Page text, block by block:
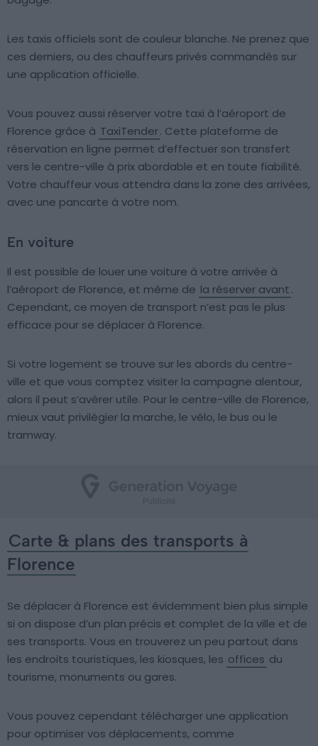
Les taxis officiels sont de couleur blanche. Ne prenez que
ces derniers, ou des chauffeurs privés commandés sur
une application officielle.
Vous pouvez aussi réserver votre taxi à l’aéroport de
Florence grâce à TaxiTender. Cette plateforme de
réservation en ligne permet d’effectuer son transfert
vers le centre-ville à prix abordable et en toute fiabilité.
Votre chauffeur vous attendra dans la zone des arrivées,
avec une pancarte à votre nom.
En voiture
Il est possible de louer une voiture à votre arrivée à
l’aéroport de Florence, et même de la réserver avant.
Cependant, ce moyen de transport n’est pas le plus
efficace pour se déplacer à Florence.
Si votre logement se trouve sur les abords du centre-
ville et que vous comptez visiter la campagne alentour,
alors il peut s’avérer utile. Pour le centre-ville de Florence,
mieux vaut privilégier la marche, le vélo, le bus ou le
tramway.
Carte & plans des transports à
Florence
Se déplacer à Florence est évidemment bien plus simple
si on dispose d’un plan précis et complet de la ville et de
ses transports. Vous en trouverez un peu partout dans
les endroits touristiques, les kiosques, les offices du
tourisme, monuments ou gares.
Vous pouvez cependant télécharger une application
pour optimiser vos déplacements, comme